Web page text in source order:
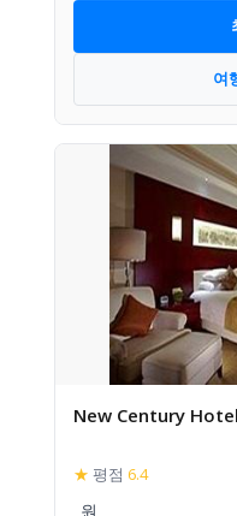
여
New Century
★ 평점 6.4